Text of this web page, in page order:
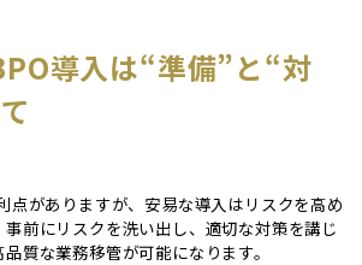
導入は“準備”と“対
点がありますが、安易な導入はリスクを高め
前にリスクを洗い出し、適切な対策を講じ
質な業務移管が可能になります。